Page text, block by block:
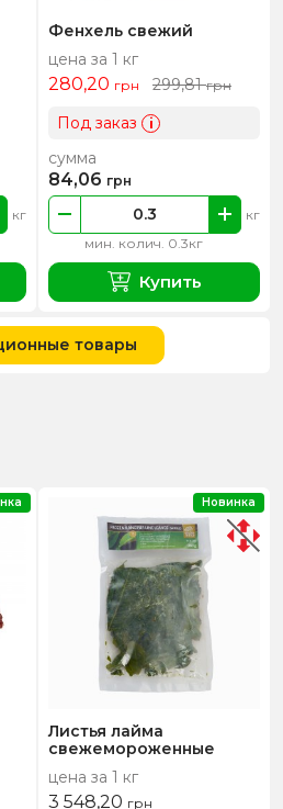
кг
Фенхель свежий
цена за 1 кг
280,20 грн 299,81грн
Под заказ i
мин. колич. 0.3кг
кг
сумма
84,06 грн
Купить
товары
Листья лайма
свежемороженные
цена за 1 кг
3 548,20 грн
Новинка